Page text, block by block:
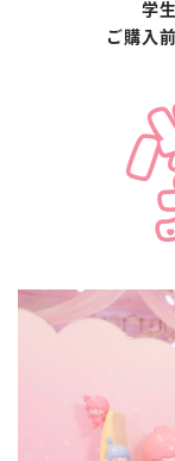
楽しみ方
学
ご購入